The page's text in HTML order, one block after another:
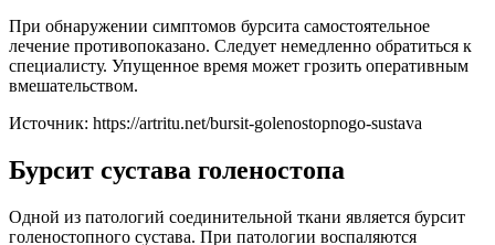
При обнаружении симптомов бурсита самостоятельное
лечение противопоказано. Следует немедленно обратиться к
специалисту. Упущенное время может грозить оперативным
вмешательством.
Источник: https://artritu.net/bursit-golenostopnogo-sustava
Бурсит сустава голеностопа
Одной из патологий соединительной ткани является бурсит
голеностопного сустава. При патологии воспаляются